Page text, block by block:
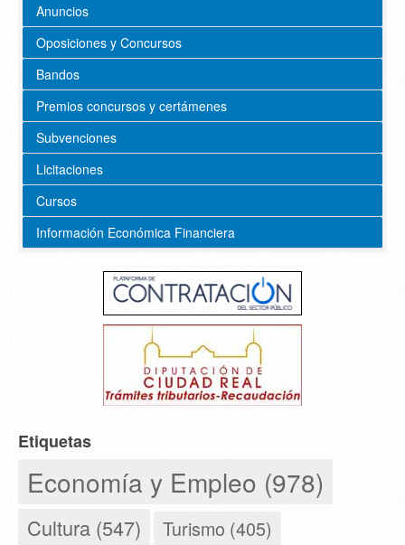
Anuncios
Oposiciones y Concursos
Bandos
Premios concursos y certámenes
Subvenciones
Licitaciones
Cursos
Información Económica Financiera
Etiquetas
Economía y Empleo (978)
Cultura (547) Turismo (405)